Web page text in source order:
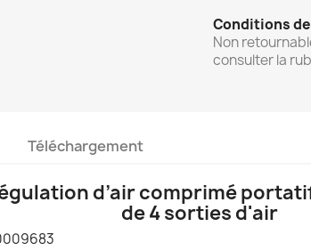
Conditions
Non
consulter la
Téléchargement
d’air comprimé
de 4 sorties d'air